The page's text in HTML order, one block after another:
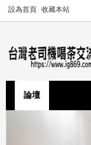
設為首頁 收藏本站
論壇